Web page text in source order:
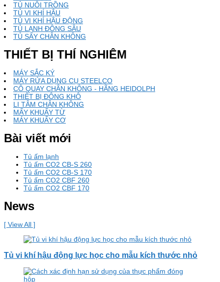
TỦ NUÔI TRỒNG
TỦ VI KHÍ HẬU
TỦ VI KHÍ HẬU ĐỘNG
TỦ LẠNH ĐÔNG SÂU
TỦ SẤY CHÂN KHÔNG
THIẾT BỊ THÍ NGHIÊM
MÁY SẮC KÝ
MÁY RỬA DỤNG CỤ STEELCO
CÔ QUAY CHÂN KHÔNG - HÃNG HEIDOLPH
THIẾT BỊ ĐÔNG KHÔ
LI TÂM CHÂN KHÔNG
MẤY KHUẤY TỪ
MÁY KHUẤY CƠ
Bài viết mới
Tủ ấm lạnh
Tủ ấm CO2 CB-S 260
Tủ ấm CO2 CB-S 170
Tủ ấm CO2 CBF 260
Tủ ấm CO2 CBF 170
News
[ View All ]
Tủ vi khí hậu động lực học cho mẫu kích thước nhỏ